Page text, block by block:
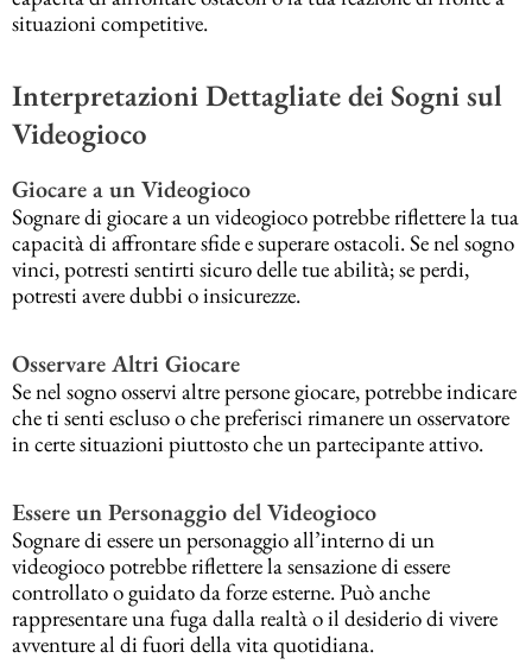
situazioni competitive.
Interpretazioni Dettagliate dei Sogni sul
Videogioco
Giocare a un Videogioco
Sognare di giocare a un videogioco potrebbe riflettere la tua
capacità di affrontare sfide e superare ostacoli. Se nel sogno
vinci, potresti sentirti sicuro delle tue abilità; se perdi,
potresti avere dubbi o insicurezze.
Osservare Altri Giocare
Se nel sogno osservi altre persone giocare, potrebbe indicare
che ti senti escluso o che preferisci rimanere un osservatore
in certe situazioni piuttosto che un partecipante attivo.
Essere un Personaggio del Videogioco
Sognare di essere un personaggio all’interno di un
videogioco potrebbe riflettere la sensazione di essere
controllato o guidato da forze esterne. Può anche
rappresentare una fuga dalla realtà o il desiderio di vivere
avventure al di fuori della vita quotidiana.